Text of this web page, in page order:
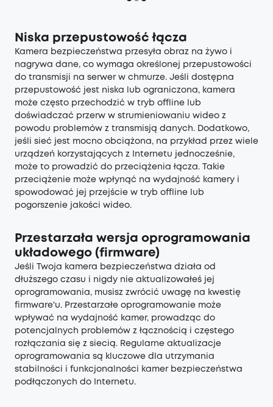
Niska przepustowość łącza
Kamera bezpieczeństwa przesyła obraz na żywo i
nagrywa dane, co wymaga określonej przepustowości
do transmisji na serwer w chmurze. Jeśli dostępna
przepustowość jest niska lub ograniczona, kamera
może często przechodzić w tryb offline lub
doświadczać przerw w strumieniowaniu wideo z
powodu problemów z transmisją danych. Dodatkowo,
jeśli sieć jest mocno obciążona, na przykład przez wiele
urządzeń korzystających z Internetu jednocześnie,
może to prowadzić do przeciążenia łącza. Takie
przeciążenie może wpłynąć na wydajność kamery i
spowodować jej przejście w tryb offline lub
pogorszenie jakości wideo.
Przestarzała wersja oprogramowania
układowego (firmware)
Jeśli Twoja kamera bezpieczeństwa działa od
dłuższego czasu i nigdy nie aktualizowałeś jej
oprogramowania, musisz zwrócić uwagę na kwestię
firmware'u. Przestarzałe oprogramowanie może
wpływać na wydajność kamer, prowadząc do
potencjalnych problemów z łącznością i częstego
rozłączania się z siecią. Regularne aktualizacje
oprogramowania są kluczowe dla utrzymania
stabilności i funkcjonalności kamer bezpieczeństwa
podłączonych do Internetu.